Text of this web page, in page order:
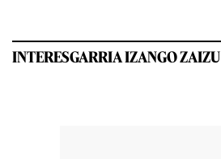
INTERESGARRIA IZANGO ZAIZU